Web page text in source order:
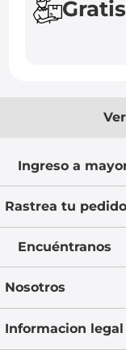
Gratis
Ingreso a
Rastrea tu pedido
Encuéntranos
Nosotros
Informacion legal